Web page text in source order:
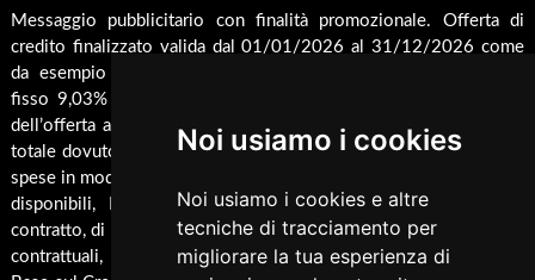
Noi usiamo i cookies
Noi usiamo i cookies e altre
tecniche di tracciamento per
migliorare la tua esperienza di
Rendicondazione erogazioni pubbliche
Rivestimenti su misura
Pellet
Inserti
Caldaie
Barbecue
Cucina
Termocucina
Climatizzatori
Pannelli Solari/Bollitori/Puffer
Spedizione & Imballaggio
Cambio e Restituzione Merci
Messaggio pubblicitario con finalità promozionale. Offerta di
credito finalizzato valida dal 01/01/2026 al 31/12/2026 come
da esempio rappresentativo: Prezzo del bene € 1000,00 Tan
fisso 9,03% Taeg 9,42%, in 24 rate da € 45,7 costi accessori
dell’offerta azzerati. Importo totale del credito € 1000. Importo
totale dovuto dal Consumatore € 1096,8. Al fine di gestire le tue
spese in modo responsabile e di conoscere eventuali altre offerte
disponibili, Findomestic ti ricorda, prima di sottoscrivere il
contratto, di prendere visione di tutte le condizioni economiche e
contrattuali, facendo riferimento alle Informazioni Europee di